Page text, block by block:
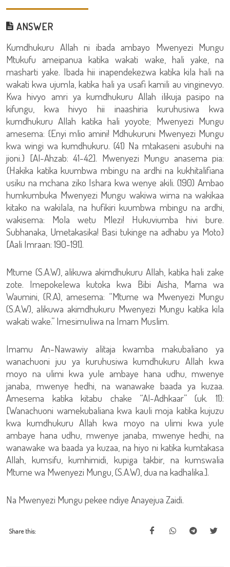
ANSWER
Kumdhukuru Allah ni ibada ambayo Mwenyezi Mungu
Mtukufu ameipanua katika wakati wake, hali yake, na
masharti yake. Ibada hii inapendekezwa katika kila hali na
wakati kwa ujumla, katika hali ya usafi kamili au vinginevyo.
Kwa hivyo amri ya kumdhukuru Allah ilikuja pasipo na
kifungu, kwa hivyo hii inaashiria kuruhusiwa kwa
kumdhukuru Allah katika hali yoyote; Mwenyezi Mungu
amesema: {Enyi mlio amini! Mdhukuruni Mwenyezi Mungu
kwa wingi wa kumdhukuru. (41) Na mtakaseni asubuhi na
jioni.} [Al-Ahzab: 41-42]. Mwenyezi Mungu anasema pia:
{Hakika katika kuumbwa mbingu na ardhi na kukhitalifiana
usiku na mchana ziko Ishara kwa wenye akili. (190) Ambao
humkumbuka Mwenyezi Mungu wakiwa wima na wakikaa
kitako na wakilala, na hufikiri kuumbwa mbingu na ardhi,
wakisema: Mola wetu Mlezi! Hukuviumba hivi bure.
Subhanaka, Umetakasika! Basi tukinge na adhabu ya Moto}
[Aali Imraan: 190-191].
Mtume (S.A.W), alikuwa akimdhukuru Allah, katika hali zake
zote. Imepokelewa kutoka kwa Bibi Aisha, Mama wa
Waumini, (R.A), amesema: “Mtume wa Mwenyezi Mungu
(S.A.W), alikuwa akimdhukuru Mwenyezi Mungu katika kila
wakati wake.” Imesimuliwa na Imam Muslim.
Imamu An-Nawawiy alitaja kwamba makubaliano ya
wanachuoni juu ya kuruhusiwa kumdhukuru Allah kwa
moyo na ulimi kwa yule ambaye hana udhu, mwenye
janaba, mwenye hedhi, na wanawake baada ya kuzaa.
Amesema katika kitabu chake “Al-Adhkaar” (uk. 11):
[Wanachuoni wamekubaliana kwa kauli moja katika kujuzu
kwa kumdhukuru Allah kwa moyo na ulimi kwa yule
ambaye hana udhu, mwenye janaba, mwenye hedhi, na
wanawake wa baada ya kuzaa, na hiyo ni katika kumtakasa
Allah, kumsifu, kumhimidi, kupiga takbir, na kumswalia
Mtume wa Mwenyezi Mungu, (S.A.W), dua na kadhalika.].
Na Mwenyezi Mungu pekee ndiye Anayejua Zaidi.
Share this: